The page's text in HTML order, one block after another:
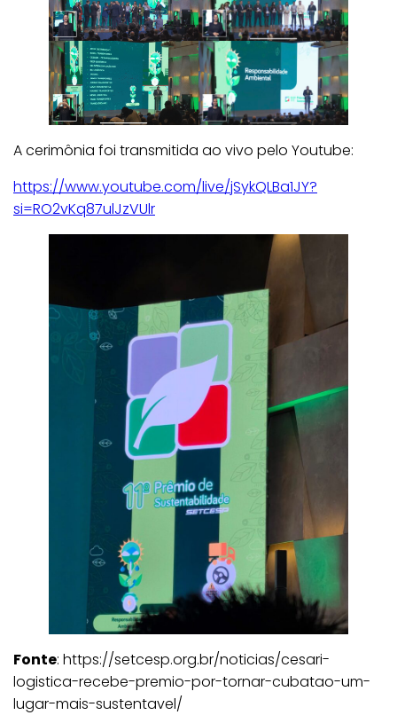
A cerimônia foi transmitida ao vivo pelo Youtube:
https://www.youtube.com/live/jSykQLBa1JY?
si=RO2vKq87ulJzVUlr
Fonte: https://setcesp.org.br/noticias/cesari-
logistica-recebe-premio-por-tornar-cubatao-um-
lugar-mais-sustentavel/